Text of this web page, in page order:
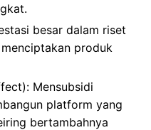
besar dalam riset
produk
Mensubsidi
platform yang
bertambahnya